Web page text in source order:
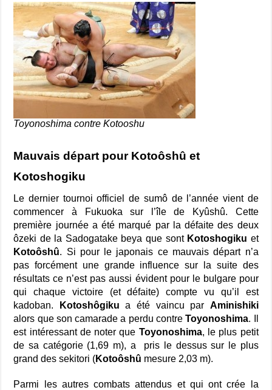
Toyonoshima contre Kotooshu
Mauvais départ pour Kotoôshû et
Kotoshogiku
Le dernier tournoi officiel de sumô de l’année vient de
commencer à Fukuoka sur l’île de Kyûshû. Cette
première journée a été marqué par la défaite des deux
ôzeki de la Sadogatake beya que sont Kotoshogiku et
Kotoôshû. Si pour le japonais ce mauvais départ n’a
pas forcément une grande influence sur la suite des
résultats ce n’est pas aussi évident pour le bulgare pour
qui chaque victoire (et défaite) compte vu qu’il est
kadoban.
Kotoshôgiku a été vaincu par Aminishiki
alors que son camarade a perdu contreToyonoshima. Il
est intéressant de noter que Toyonoshima, le plus petit
de sa catégorie (1,69 m), a pris le dessus sur le plus
grand des sekitori (Kotoôshû mesure 2,03 m).
Parmi les autres combats attendus et qui ont crée la